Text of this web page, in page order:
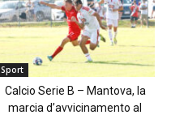
Sport
Calcio Serie B – Mantova, la
marcia d’avvicinamento al